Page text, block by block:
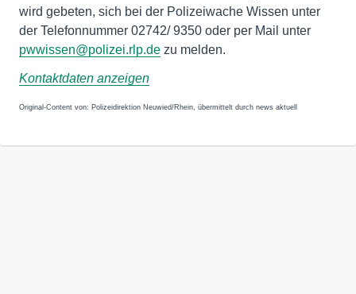
wird gebeten, sich bei der Polizeiwache Wissen unter
der Telefonnummer 02742/ 9350 oder per Mail unter
pwwissen@polizei.rlp.de zu melden.
Kontaktdaten anzeigen
Original-Content von: Polizeidirektion Neuwied/Rhein, übermittelt durch news aktuell